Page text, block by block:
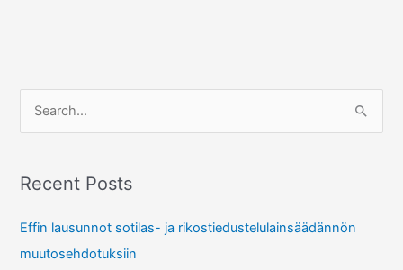
r
h
f
Recent Posts
Effin lausunnot sotilas- ja rikostiedustelulainsäädännön
muutosehdotuksiin